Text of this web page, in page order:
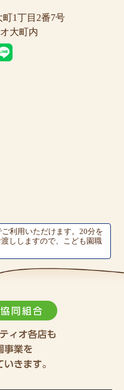
町1丁目2番7号
大町内
利用いただけます。20分を
ししますので、こども園職